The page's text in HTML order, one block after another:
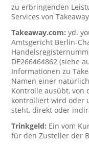
zu erbringenden
Services von
Takeaway.com:yd.
Amtsgericht Berlin-
DE266464862 (siehe
Informationen zu
Namen einer
Kontrolle ausübt, von
kontrolliert wird oder
steht, direkt oder
Trinkgeld: Ein vom
für den Zusteller der